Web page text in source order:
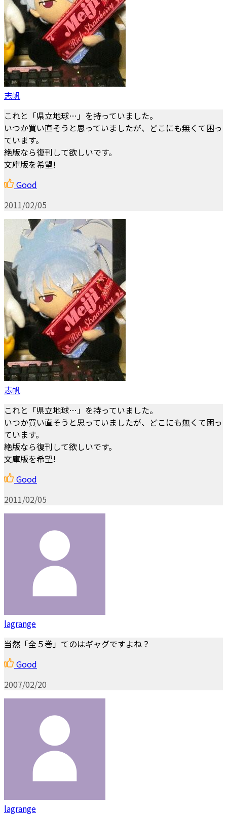
志帆
これと「県立地球…」を持っていました。
いつか買い直そうと思っていましたが、どこにも無くて困っ
ています。
絶版なら復刊して欲しいです。
文庫版を希望!
Good
2011/02/05
志帆
これと「県立地球…」を持っていました。
いつか買い直そうと思っていましたが、どこにも無くて困っ
ています。
絶版なら復刊して欲しいです。
文庫版を希望!
Good
2011/02/05
lagrange
当然「全５巻」てのはギャグですよね？
Good
2007/02/20
lagrange